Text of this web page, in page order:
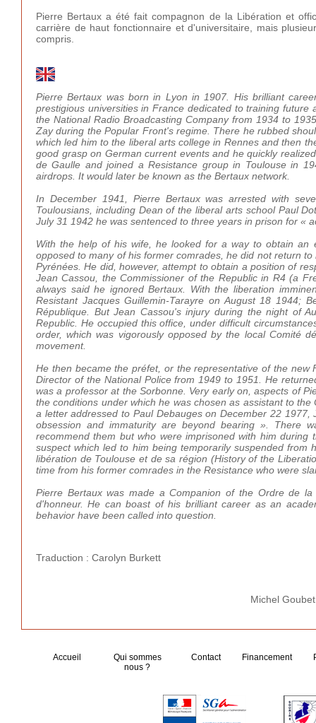
Pierre Bertaux a été fait compagnon de la Libération et
carrière de haut fonctionnaire et d'universitaire, mais
compris.
Pierre Bertaux was born in Lyon in 1907. His brilliant
prestigious universities in France dedicated to training
the National Radio Broadcasting Company from 1934 to
Zay during the Popular Front's regime. There he rubbed
which led him to the liberal arts college in Rennes and then
good grasp on German current events and he quickly
de Gaulle and joined a Resistance group in Toulouse in
airdrops. It would later be known as the Bertaux network.
In December 1941, Pierre Bertaux was arrested with
Toulousians, including Dean of the liberal arts school Paul
July 31 1942 he was sentenced to three years in prison for «
With the help of his wife, he looked for a way to obtain an
opposed to many of his former comrades, he did not return
Pyrénées. He did, however, attempt to obtain a position of
Jean Cassou, the Commissioner of the Republic in R4 (a
always said he ignored Bertaux. With the liberation
Resistant Jacques Guillemin-Tarayre on August 18 1944;
République. But Jean Cassou's injury during the night of
Republic. He occupied this office, under difficult
order, which was vigorously opposed by the local Comité
movement.
He then became the préfet, or the representative of the
Director of the National Police from 1949 to 1951. He
was a professor at the Sorbonne. Very early on, aspects of
the conditions under which he was chosen as assistant to
a letter addressed to Paul Debauges on December 22
obsession and immaturity are beyond bearing ». There
recommend them but who were imprisoned with him
suspect which led to him being temporarily suspended
libération de Toulouse et de sa région (History of the
time from his former comrades in the Resistance who were
Pierre Bertaux was made a Companion of the Ordre de
d'honneur. He can boast of his brilliant career as an
behavior have been called into question.
Traduction : Carolyn Burkett
Michel
Accueil
Qui sommes
nous ?
Contact Financement